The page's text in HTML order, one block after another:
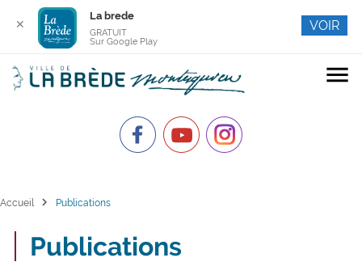
menu
Accueil chevron_right Publications
Publications
✕
La brede
GRATUIT
Sur Google Play
VOIR